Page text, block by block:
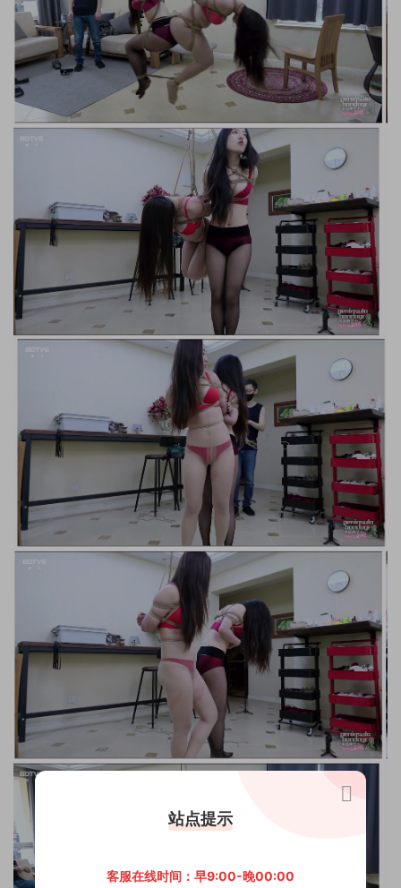
站点提示
客服在线时间：早9:00-晚00:00